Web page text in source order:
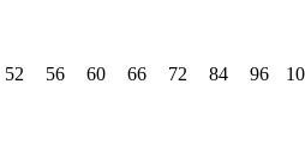
52 56 60 66 72 84 96